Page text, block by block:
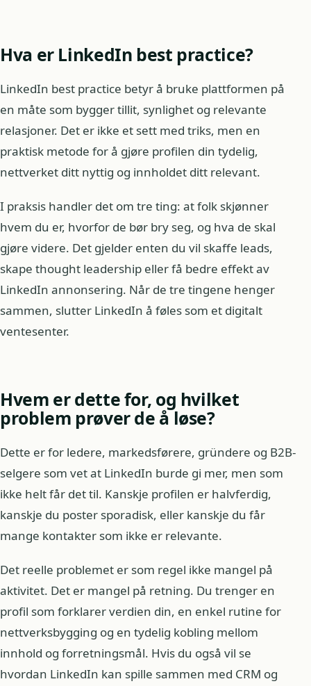
Hva er LinkedIn best practice?
LinkedIn best practice betyr å bruke plattformen på
en måte som bygger tillit, synlighet og relevante
relasjoner. Det er ikke et sett med triks, men en
praktisk metode for å gjøre profilen din tydelig,
nettverket ditt nyttig og innholdet ditt relevant.
I praksis handler det om tre ting: at folk skjønner
hvem du er, hvorfor de bør bry seg, og hva de skal
gjøre videre. Det gjelder enten du vil skaffe leads,
skape thought leadership eller få bedre effekt av
LinkedIn annonsering. Når de tre tingene henger
sammen, slutter LinkedIn å føles som et digitalt
ventesenter.
Hvem er dette for, og hvilket
problem prøver de å løse?
Dette er for ledere, markedsførere, gründere og B2B-
selgere som vet at LinkedIn burde gi mer, men som
ikke helt får det til. Kanskje profilen er halvferdig,
kanskje du poster sporadisk, eller kanskje du får
mange kontakter som ikke er relevante.
Det reelle problemet er som regel ikke mangel på
aktivitet. Det er mangel på retning. Du trenger en
profil som forklarer verdien din, en enkel rutine for
nettverksbygging og en tydelig kobling mellom
innhold og forretningsmål. Hvis du også vil se
hvordan LinkedIn kan spille sammen med CRM og